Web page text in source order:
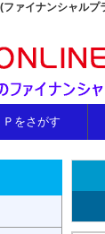
ファイナンシャル
Ｐをさがす